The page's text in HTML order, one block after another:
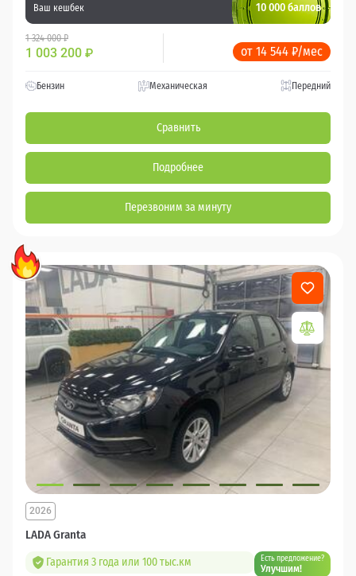
Ваш кешбек 10 000 баллов
1 324 000 ₽
1 003 200 ₽ от 14 544 ₽/мес
Бензин Механическая Передний
Сравнить
Подробнее
Перезвоним за минуту
LADA Granta
2026
Гарантия 3 года или 100 тыс.км Есть предложение?
Улучшим!